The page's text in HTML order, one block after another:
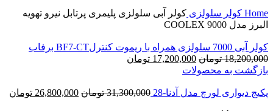
Home کولر سلولزی کولر آبی سلولزی پلیمری پرتابل نیرو تهویه
البرز مدل COOLEX 9000
کولر آبی 7000 سلولزی همراه با ریموت کنترلBF7-CT برفاب
18,200,000 تومان 17,200,000 تومان
بازگشت به محصولات
پکیج دیواری لورچ مدل آدنا-28 31,300,000 تومان 26,800,000 تومان